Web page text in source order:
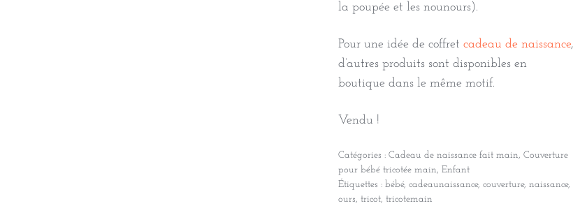
la poupée et les nounours).
Pour une idée de coffret cadeau de naissance,
d’autres produits sont disponibles en
boutique dans le même motif.
Vendu !
Catégories : Cadeau de naissance fait main, Couverture
pour bébé tricotée main, Enfant
Étiquettes : bébé, cadeaunaissance, couverture, naissance,
ours, tricot, tricotemain